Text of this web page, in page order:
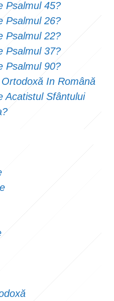
Psalmul 45?
Psalmul 26?
Psalmul 22?
Psalmul 37?
Psalmul 90?
In Română
Acatistul Sfântului